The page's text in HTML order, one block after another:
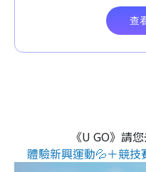
《U GO》請
體驗新興運動💦＋競技